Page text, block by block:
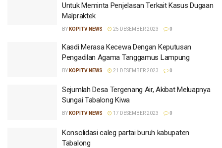
Untuk Meminta Penjelasan Terkait Kasus Dugaan
Malpraktek
BY KOPITV NEWS 25 DESEMBER 2023 0
Kasdi Merasa Kecewa Dengan Keputusan
Pengadilan Agama Tanggamus Lampung
BY KOPITV NEWS 21 DESEMBER 2023 0
Sejumlah Desa Tergenang Air, Akibat Meluapnya
Sungai Tabalong Kiwa
BY KOPITV NEWS 17 DESEMBER 2023 0
Konsolidasi caleg partai buruh kabupaten
Tabalong